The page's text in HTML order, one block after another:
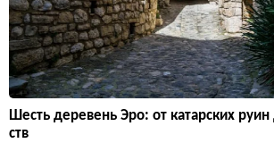
Шесть деревень Эро: от катарских
ств